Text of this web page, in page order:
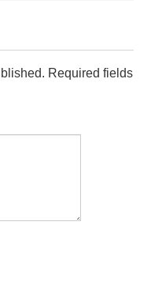
Required fields